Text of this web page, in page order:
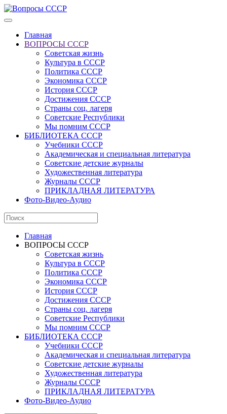
Главная
ВОПРОСЫ СССР
Советская жизнь
Культура в СССР
Политика СССР
Экономика СССР
История СССР
Достижения СССР
Страны соц. лагеря
Советские Республики
Мы помним СССР
БИБЛИОТЕКА СССР
Учебники СССР
Академическая и специальная литература
Советские детские журналы
Художественная литература
Журналы СССР
ПРИКЛАДНАЯ ЛИТЕРАТУРА
Фото-Видео-Аудио
Главная
ВОПРОСЫ СССР
Советская жизнь
Культура в СССР
Политика СССР
Экономика СССР
История СССР
Достижения СССР
Страны соц. лагеря
Советские Республики
Мы помним СССР
БИБЛИОТЕКА СССР
Учебники СССР
Академическая и специальная литература
Советские детские журналы
Художественная литература
Журналы СССР
ПРИКЛАДНАЯ ЛИТЕРАТУРА
Фото-Видео-Аудио